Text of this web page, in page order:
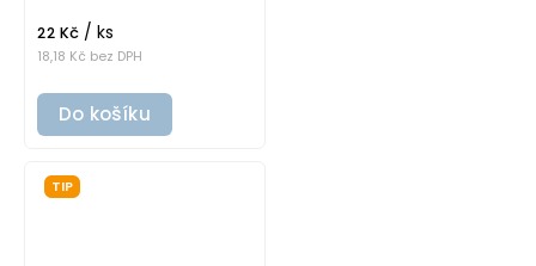
18,18 Kč bez DPH
22 Kč / ks
Do košíku
TIP